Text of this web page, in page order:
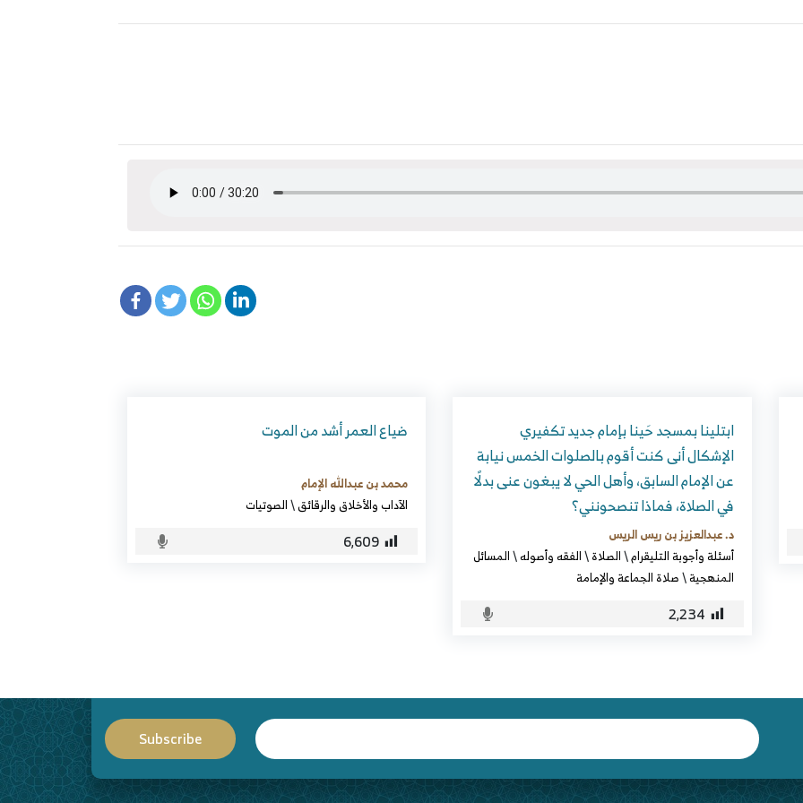
ابتلينا بمسجد حَينا بإمام جديد تكفيري
الإشكال أنى كنت أقوم بالصلوات الخمس نيابة
عن الإمام السابق، وأهل الحي لا يبغون عنى بدلًا
في الصلاة، فماذا تنصحونني؟
د. عبدالعزيز بن ريس الريس
أسئلة وأجوبة التليقرام\الصلاة\الفقه وأصوله\المسائل
المنهجية\صلاة الجماعة والإمامة
2٬234
ضياع العمر أشد من الموت
محمد بن عبدالله الإمام
الآداب والأخلاق والرقائق\الصوتيات
6٬609